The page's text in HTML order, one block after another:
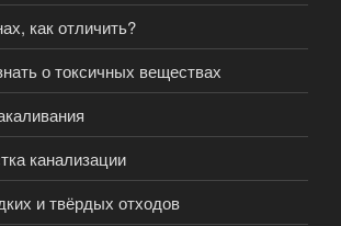
как отличить?
о токсичных веществах
канализации
и твёрдых отходов